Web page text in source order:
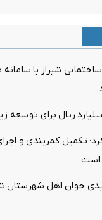
شیراز با
تکمیل کمربندی و
است
جوان اهل شهرستان